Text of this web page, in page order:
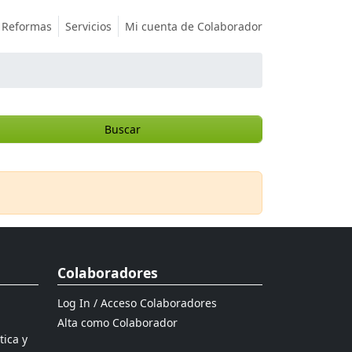
Reformas Servicios Mi cuenta de Colaborador
Buscar
y
Colaboradores
Log In / Acceso Colaboradores
Alta como Colaborador